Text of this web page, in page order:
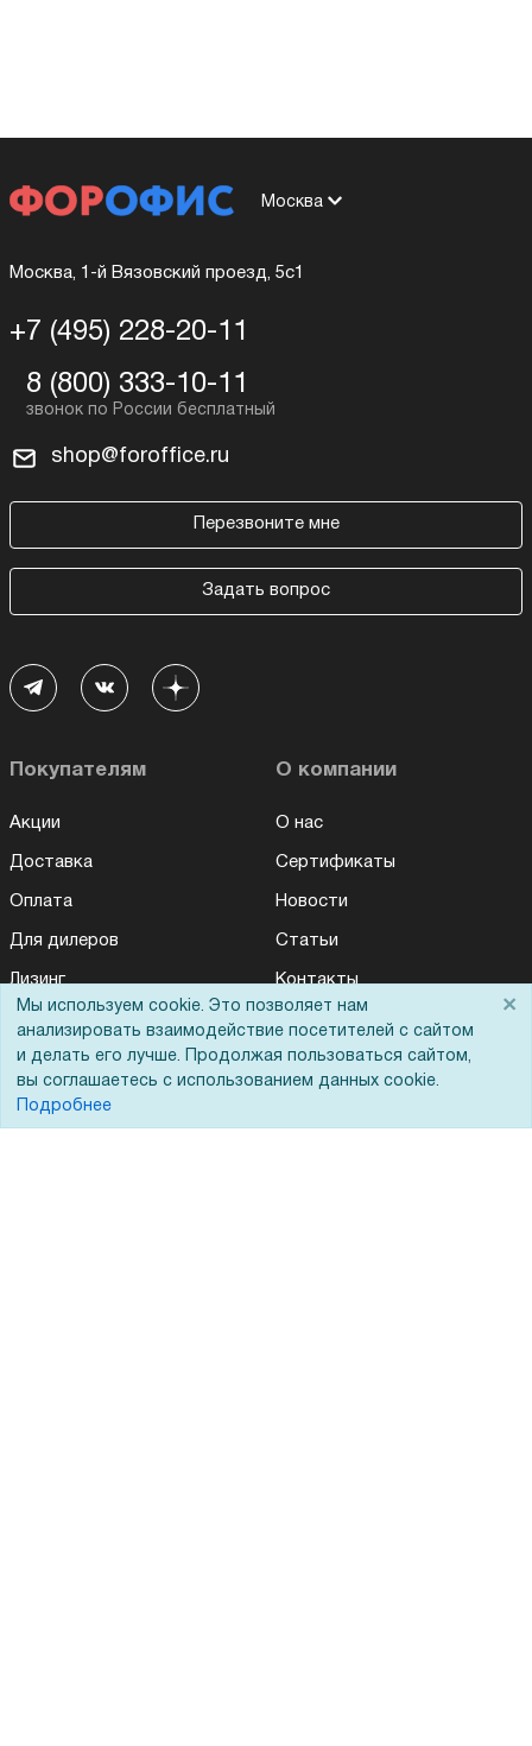
Москва
Москва, 1-й Вязовский проезд, 5с1
+7 (495) 228-20-11
8 (800) 333-10-11
shop@foroffice.ru
Перезвоните мне
Задать вопрос
Покупателям
Акции
Доставка
Оплата
Для дилеров
Лизинг
Кредитование
Госучреждениям
Тендеры
О компании
О нас
Сертификаты
Новости
Статьи
Контакты
Мы используем cookie. Это позволяет нам
анализировать взаимодействие посетителей с сайтом
и делать его лучше. Продолжая пользоваться сайтом,
вы соглашаетесь с использованием данных cookie.
Подробнее
×